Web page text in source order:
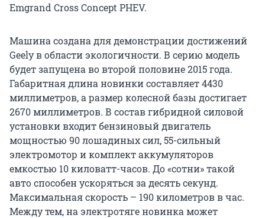
Emgrand Cross Concept PHEV.
Машина создана для демонстрации достижений
Geely в области экологичности. В серию модель
будет запущена во второй половине 2015 года.
Габаритная длина новинки составляет 4430
миллиметров, а размер колесной базы достигает
2670 миллиметров. В состав гибридной силовой
установки входит бензиновый двигатель
мощностью 90 лошадиных сил, 55-сильный
электромотор и комплект аккумуляторов
емкостью 10 киловатт-часов. До «сотни» такой
авто способен ускоряться за десять секунд.
Максимальная скорость – 190 километров в час.
Между тем, на электротяге новинка может